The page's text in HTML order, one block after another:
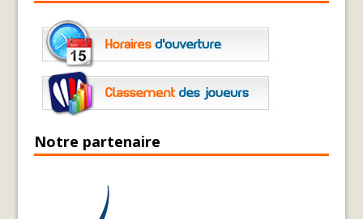
Notre partenaire